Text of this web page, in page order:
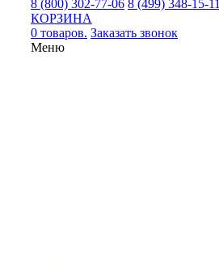
8 (800) 302-77-06 8 (499) 348-15-11
КОРЗИНА
0 товаров. Заказать звонок
Меню